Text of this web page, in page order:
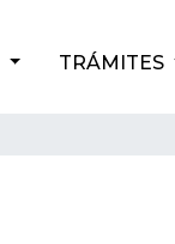
TRÁMITES